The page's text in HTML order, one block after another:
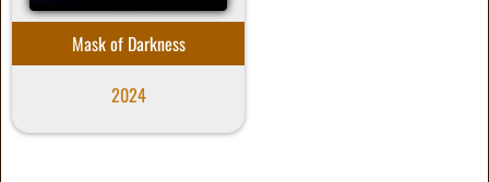
Mask of Darkness
2024